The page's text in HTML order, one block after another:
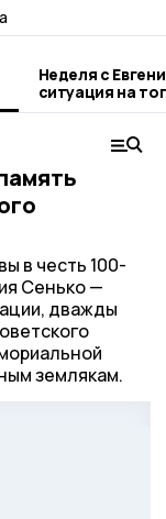
Неделя с
ситуация на
городе и
в честь 100-
Сенько —
дважды
землякам.